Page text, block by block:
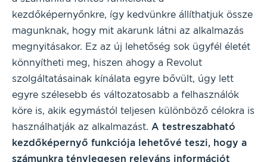
kezdőképernyőnkre, így kedvünkre állíthatjuk össze
magunknak, hogy mit akarunk látni az alkalmazás
megnyitásakor. Ez az új lehetőség sok ügyfél életét
könnyítheti meg, hiszen ahogy a Revolut
szolgáltatásainak kínálata egyre bővült, úgy lett
egyre szélesebb és változatosabb a felhasználók
köre is, akik egymástól teljesen különböző célokra is
használhatják az alkalmazást. A testreszabható
kezdőképernyő funkciója lehetővé teszi, hogy a
számunkra ténylegesen releváns információt